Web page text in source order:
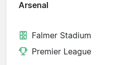
Arsenal
Falmer Stadium
Premier League